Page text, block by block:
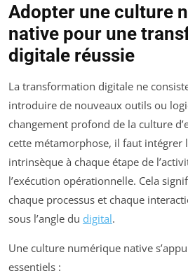
Adopter une culture
native pour une
digitale réussie
La transformation digitale ne
introduire de nouveaux outils ou
changement profond de la culture
cette métamorphose, il faut intégrer
intrinsèque à chaque étape de
l’exécution opérationnelle. Cela
chaque processus et chaque
sous l’angle du digital.
Une culture numérique native
essentiels :